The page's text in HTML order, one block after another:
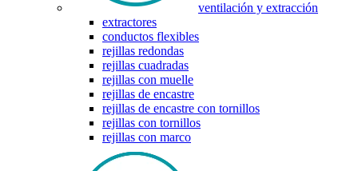
ventilación y extracción
extractores
conductos flexibles
rejillas redondas
rejillas cuadradas
rejillas con muelle
rejillas de encastre
rejillas de encastre con tornillos
rejillas con tornillos
rejillas con marco